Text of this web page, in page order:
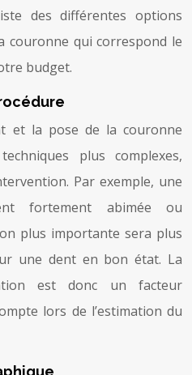
des différentes options
couronne qui correspond le
budget.
et la pose de la couronne
plus complexes,
Par exemple, une
fortement abimée ou
plus importante sera plus
une dent en bon état. La
est donc un facteur
lors de l’estimation du